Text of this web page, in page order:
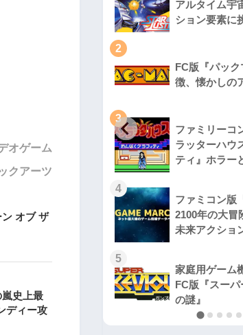
オゲーム
クアーツ
ン オブ ザ
嵐史上最
ディー攻
解析
アルタイム宇
ション要素に
2
FC版『パッ
徴、懐かしの
3
ファミリーコ
ラッターハウ
ティ』ホラー
4
ファミコン版
2100年の大冒
未来アクショ
5
家庭用ゲーム
FC版『スー
の謎』